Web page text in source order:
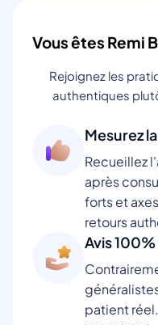
Vous êtes Remi
Rejoignez les
authentiques
Mesurez
Recueillez
après
forts et
retours
Avis
patient